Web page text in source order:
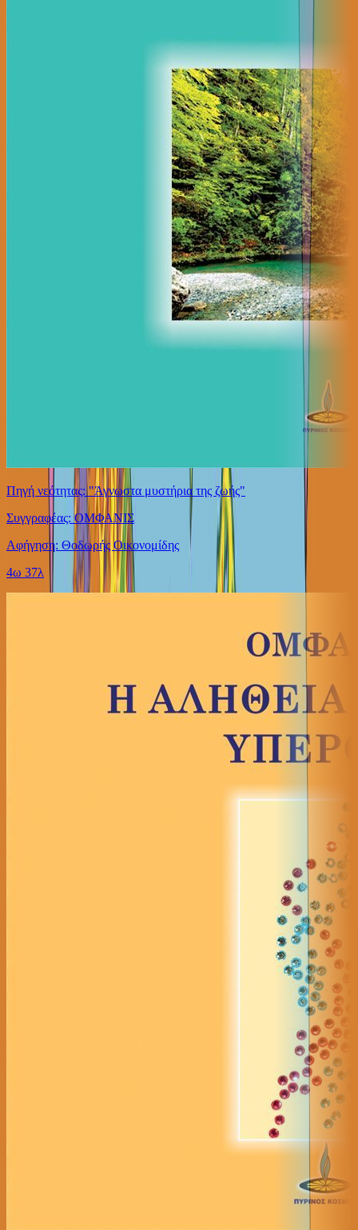
Πηγή νεότητας: "Άγνωστα μυστήρια της ζωής"
Συγγραφέας: ΟΜΦΑΝΙΣ
Αφήγηση: Θοδωρής Οικονομίδης
4ω 37λ